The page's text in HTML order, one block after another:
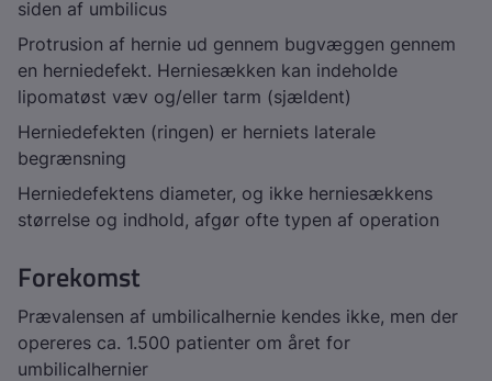
siden af umbilicus
Protrusion af hernie ud gennem bugvæggen gennem
en herniedefekt. Herniesækken kan indeholde
lipomatøst væv og/eller tarm (sjældent)
Herniedefekten (ringen) er herniets laterale
begrænsning
Herniedefektens diameter, og ikke herniesækkens
størrelse og indhold, afgør ofte typen af operation
Forekomst
Prævalensen af umbilicalhernie kendes ikke, men der
opereres ca. 1.500 patienter om året for
umbilicalhernier